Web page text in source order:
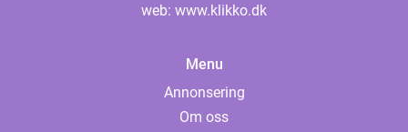
web: www.klikko.dk
Menu
Annonsering
Om oss